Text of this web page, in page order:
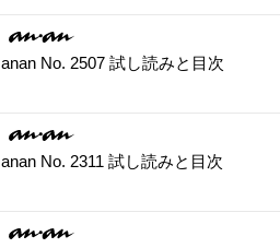
anan No. 2507 試し読みと目次
anan No. 2311 試し読みと目次